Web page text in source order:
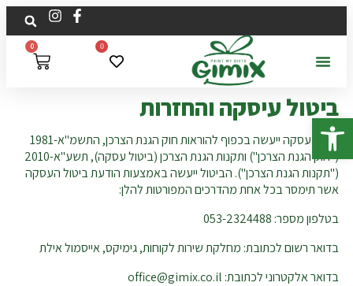
פתח סרגל נגישות
0
0
ביטול עיסקה והחזרות
ביטול עסקה ייעשה בכפוף להוראות חוק הגנת הצרכן, התשמ"א-1981
("חוק הגנת הצרכן") ותקנות הגנת הצרכן (ביטול עסקה), תשע"א-2010
("תקנות הגנת הצרכן"). הביטול ייעשה באמצעות הודעת ביטול העסקה
אשר תימסר בכל אחת מהדרכים המפורטות להלן:
בטלפון מספר: 053-2324488
בדואר רשום לכתובת: מחלקת שירות לקוחות, גימיקס, אייסמול אילת
בדואר אלקטרוני לכתובת: office@gimix.co.il